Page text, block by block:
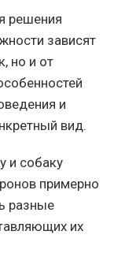
решения
зависят
но и от
и
вид.
и собаку
примерно
разные
их